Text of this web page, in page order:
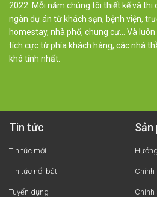
2022. Mỗi năm chúng tôi thiết kế và thi
ngàn dự án từ khách sạn, bệnh viện,
homestay, nhà phố, chung cư… Và
tích cực từ phía khách hàng, các nhà
khó tính nhất.
Tin tức
Tin tức mới
Tin tức nổi bật
Tuyển dụng
Sản
Chính
Chính